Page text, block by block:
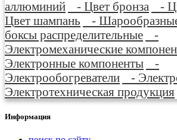
аллюминий
- Цвет бронза -
Цвет шампань
-
боксы распределительные
-
Электромеханические
Электронные компоненты
-
Электрообогреватели
-
Электротехническая продукция
Информация